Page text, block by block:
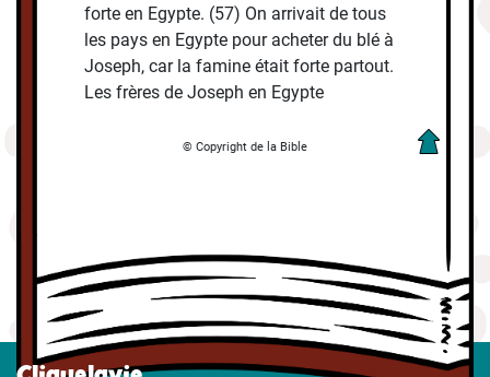
forte en Egypte. (57) On arrivait de tous
les pays en Egypte pour acheter du blé à
Joseph, car la famine était forte partout.
Les frères de Joseph en Egypte
© Copyright de la Bible